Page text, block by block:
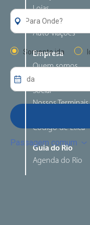
Lojas
Alimentação
Auto viações
Empresa
Quem somos
Responsabilidade
Social
Nossos Terminais
Código de Ética
Guia do Rio
Agenda do Rio
Somente ida
Passagem comum